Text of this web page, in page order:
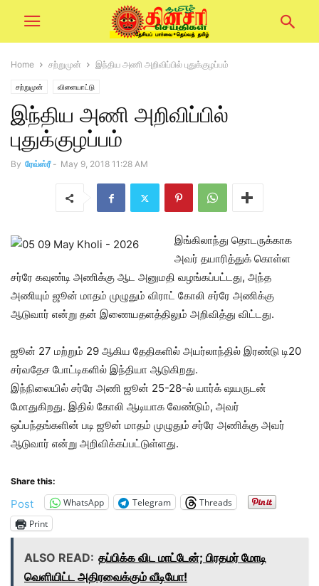
Home சற்றுமுன் இந்திய அணி அறிவிப்பில் புதுக்குழப்பம்
சற்றுமுன் விளையாட்டு
இந்திய அணி அறிவிப்பில்
புதுக்குழப்பம்
By ரேவ்ஸ்ரீ - May 9, 2018 11:28 AM
இங்கிலாந்து தொடருக்காக
அவர் தயாரித்துக் கொள்ள
சர்ரே கவுண்டி அணிக்கு ஆட அனுமதி வழங்கப்பட்டது, அந்த
அணியும் ஜூன் மாதம் முழுதும் விராட் கோலி சர்ரே அணிக்கு
ஆடுவார் என்று தன் இணையதளத்திலும் அறிவித்து விட்டது.
ஜூன் 27 மற்றும் 29 ஆகிய தேதிகளில் அயர்லாந்தில் இரண்டு டி20
சர்வதேச போட்டிகளில் இந்தியா ஆடுகிறது.
இந்நிலையில் சர்ரே அணி ஜூன் 25-28-ல் யார்க் ஷயருடன்
மோதுகிறது. இதில் கோலி ஆடியாக வேண்டும், அவர்
ஒப்பந்தங்களின் படி ஜூன் மாதம் முழுதும் சர்ரே அணிக்கு அவர்
ஆடுவார் என்று அறிவிக்கப்பட்டுள்ளது.
Share this:
Post WhatsApp Telegram
Threads
Print
ALSO READ: தப்பிக்க விட மாட்டேன்; பிரதமர் மோடி
வெளியிட்ட அதிரவைக்கும் வீடியோ!